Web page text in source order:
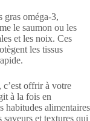
gras oméga-3,
le saumon ou les
et les noix. Ces
les tissus
c’est offrir à votre
à la fois en
habitudes alimentaires
et textures qui